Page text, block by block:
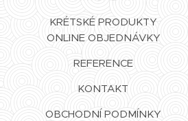
KRÉTSKÉ PRODUKTY
ONLINE OBJEDNÁVKY
REFERENCE
KONTAKT
OBCHODNÍ PODMÍNKY